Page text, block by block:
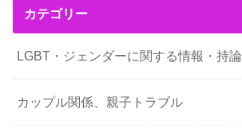
カテゴリー
LGBT・ジェンダーに関する情報・持論
カップル関係、親子トラブル